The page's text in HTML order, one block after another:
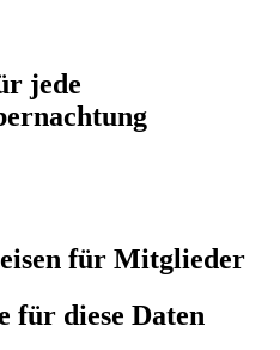
jede
für Mitglieder
für diese Daten